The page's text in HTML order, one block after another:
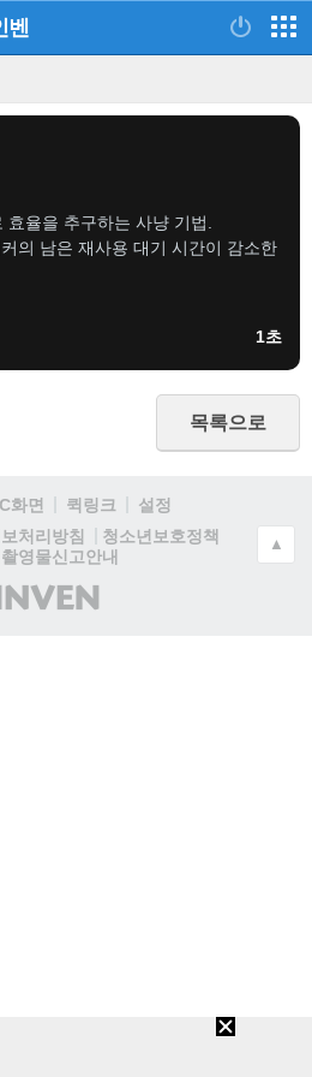
벤
율을 추구하는 사냥 기법.
의 남은 재사용 대기 시간이 감소한
1초
목록으로
화면 퀵링크
설정
처리방침
청소년보호정책
영물신고안내
(주)
인
▲